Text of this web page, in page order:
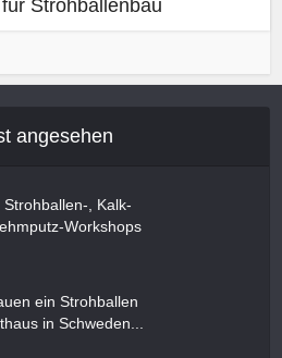
Strohballenbau
angesehen
Strohballen-, Kalk-
Workshops
ein Strohballen
in Schweden...